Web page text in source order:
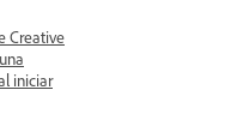
Creative
iniciar